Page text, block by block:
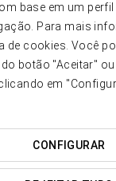
base em um
Para mais
de cookies. Você
botão "Aceitar"
em
CONFIGURAR
e
dormir
220 €
VER OFERTA